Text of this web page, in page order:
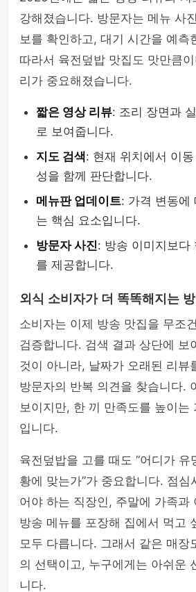
강해졌습니다. 방문자는 메뉴 사
보를 확인하고, 대기 시간을 예측
따라서 육전덮밥 맛집도 맛만큼
리가 중요해졌습니다.
짧은 영상 리뷰: 조리 장면과
로 보여줍니다.
지도 검색: 현재 위치에서 이
성을 함께 판단합니다.
메뉴판 업데이트: 가격 변동에
는 핵심 요소입니다.
방문자 사진: 방송 이미지보다
를 제공합니다.
외식 소비자가 더 똑똑해지는
소비자는 이제 방송 맛집을 무조
검증합니다. 검색 결과 상단에 보
것이 아니라, 날짜가 오래된 리뷰
방문자의 반복 의견을 찾습니다.
보이지만, 한 끼 만족도를 높이는
입니다.
육전덮밥을 고를 때도 “어디가 유
황에 맞는가”가 중요합니다. 점심
어야 하는 직장인, 주말에 가족과
방송 메뉴를 포장해 집에서 먹고
모두 다릅니다. 그래서 같은 매장
의 선택이고, 누구에게는 아쉬운
니다.